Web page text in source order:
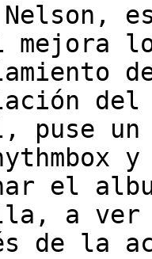
Nelson,
mejora
del
puse un
el
a ver
de la